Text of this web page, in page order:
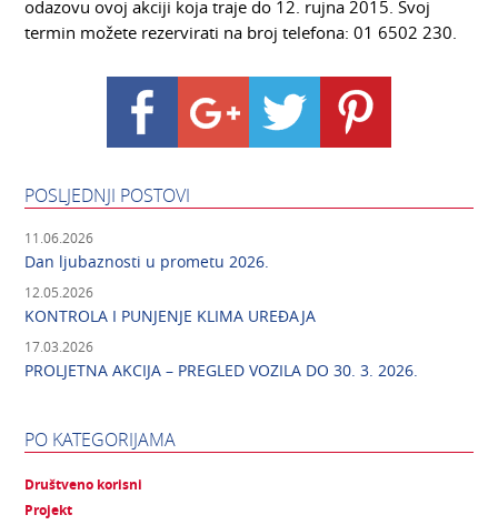
odazovu ovoj akciji koja traje do 12. rujna 2015. Svoj
termin možete rezervirati na broj telefona: 01 6502 230.
POSLJEDNJI POSTOVI
11.06.2026
Dan ljubaznosti u prometu 2026.
12.05.2026
KONTROLA I PUNJENJE KLIMA UREĐAJA
17.03.2026
PROLJETNA AKCIJA – PREGLED VOZILA DO 30. 3. 2026.
PO KATEGORIJAMA
Društveno korisni
Projekt